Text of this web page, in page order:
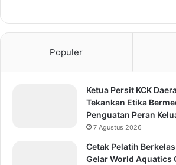
Populer
Ketua Persit KCK
Tekankan Etika
Penguatan Peran
7 Agustus 2026
Cetak Pelatih
Gelar World Aquatics